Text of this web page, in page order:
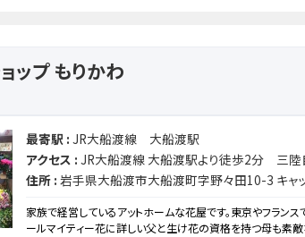
ップ もりかわ
最寄駅 : JR大船渡線 大船渡駅
アクセス : JR大船渡線 大船渡駅より徒歩2分 三陸
住所 : 岩手県大船渡市大船渡町字野々田10-3 キャ
家族で経営しているアットホームな花屋です。東京やフラン
ールマイティー花に詳しい父と生け花の資格を持つ母も素敵